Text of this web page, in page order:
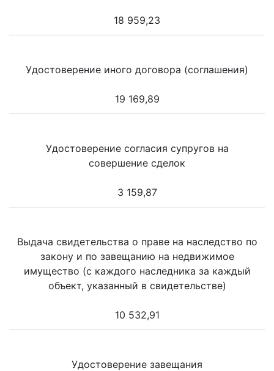
18 959,23
Удостоверение иного договора (соглашения)
19 169,89
Удостоверение согласия супругов на
совершение сделок
3 159,87
Выдача свидетельства о праве на наследство по
закону и по завещанию на недвижимое
имущество (с каждого наследника за каждый
объект, указанный в свидетельстве)
10 532,91
Удостоверение завещания